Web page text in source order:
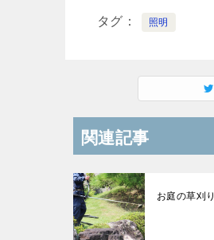
タグ 照明
関連記事
お庭の草刈り